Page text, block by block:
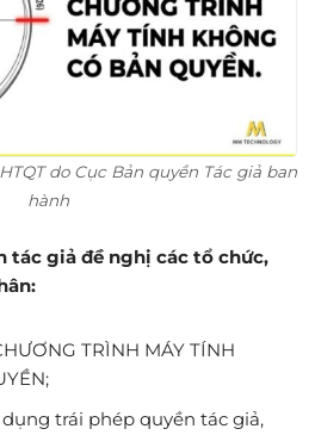
do Cục Bản quyền Tác giả ban
hành
tác giả đề nghị các tổ chức,
TRÌNH MÁY TÍNH
trái phép quyền tác giả,